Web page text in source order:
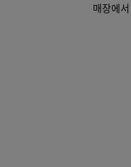
매장에